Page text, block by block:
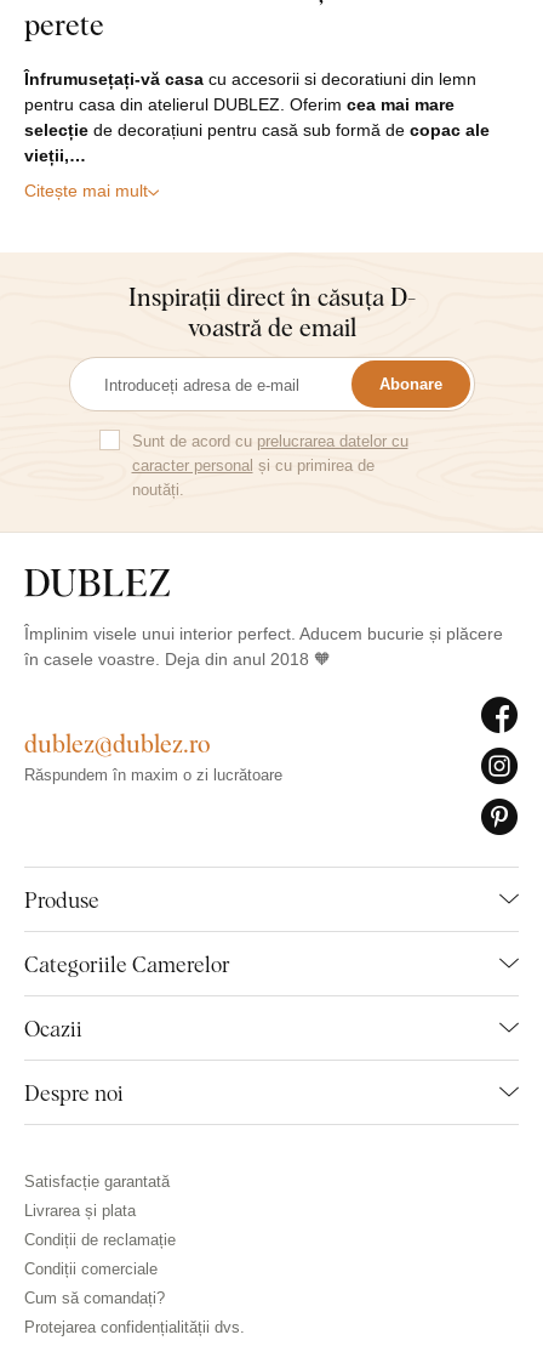
perete
Înfrumusețați-vă casa cu accesorii si decoratiuni din lemn
pentru casa din atelierul DUBLEZ. Oferim cea mai mare
selecție de decorațiuni pentru casă sub formă de copac ale
vieții,…
Citește mai mult
Inspirații direct în căsuța D-
voastră de email
Abonare
Sunt de acord cu prelucrarea datelor cu
caracter personal și cu primirea de
noutăți.
Împlinim visele unui interior perfect. Aducem bucurie și plăcere
în casele voastre. Deja din anul 2018 🧡
Produse
Categoriile Camerelor
Ocazii
Despre noi
dublez@dublez.ro
Răspundem în maxim o zi lucrătoare
Satisfacție garantată
Livrarea și plata
Condiții de reclamație
Condiții comerciale
Cum să comandați?
Protejarea confidențialității dvs.